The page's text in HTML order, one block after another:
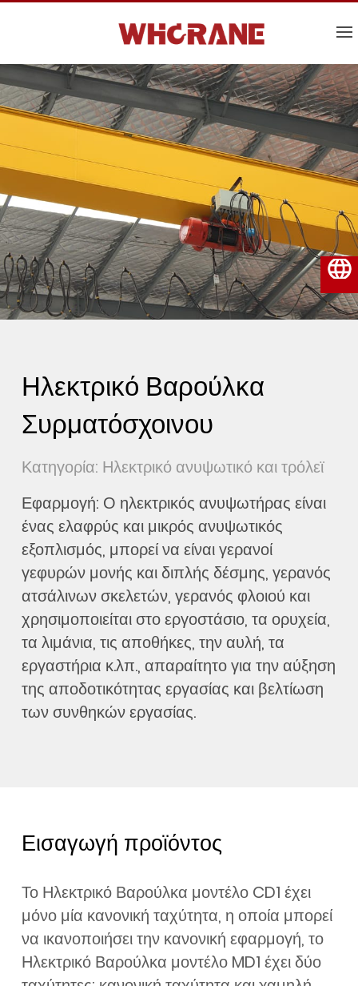
Ηλεκτρικό Βαρούλκα
Συρματόσχοινου
Κατηγορία: Ηλεκτρικό ανυψωτικό και τρόλεϊ
Εφαρμογή: Ο ηλεκτρικός ανυψωτήρας είναι
ένας ελαφρύς και μικρός ανυψωτικός
εξοπλισμός, μπορεί να είναι γερανοί
γεφυρών μονής και διπλής δέσμης, γερανός
ατσάλινων σκελετών, γερανός φλοιού και
χρησιμοποιείται στο εργοστάσιο, τα ορυχεία,
τα λιμάνια, τις αποθήκες, την αυλή, τα
εργαστήρια κ.λπ., απαραίτητο για την αύξηση
της αποδοτικότητας εργασίας και βελτίωση
των συνθηκών εργασίας.
Εισαγωγή προϊόντος
Το Ηλεκτρικό Βαρούλκα μοντέλο CD1 έχει
μόνο μία κανονική ταχύτητα, η οποία μπορεί
να ικανοποιήσει την κανονική εφαρμογή, το
Ηλεκτρικό Βαρούλκα μοντέλο MD1 έχει δύο
Ελληνικά